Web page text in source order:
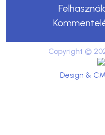
Copyright ©
Design &